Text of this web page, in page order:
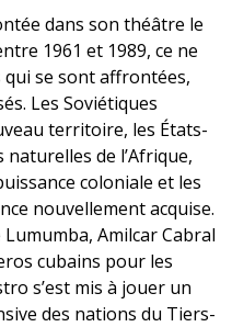
dans son théâtre le
1961 et 1989, ce ne
se sont affrontées,
Les Soviétiques
territoire, les États-
de l’Afrique,
coloniale et les
nouvellement acquise.
Amilcar Cabral
cubains pour les
s’est mis à jouer un
des nations du Tiers-